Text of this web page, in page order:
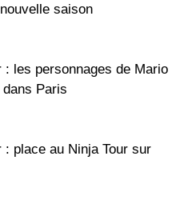
saison
: les personnages de Mario
Paris
: place au Ninja Tour sur